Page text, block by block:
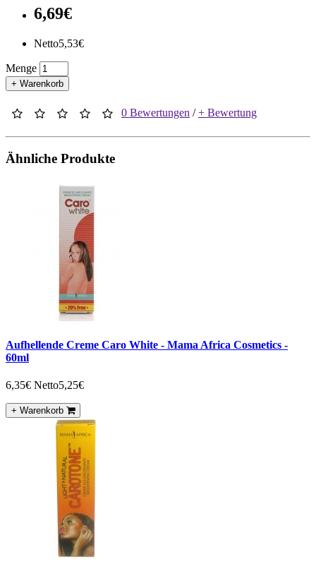
6,69€
Netto5,53€
Menge
+ Warenkorb
0 Bewertungen /+ Bewertung
Ähnliche Produkte
Aufhellende Creme Caro White - Mama Africa Cosmetics -
60ml
6,35€ Netto5,25€
+ Warenkorb